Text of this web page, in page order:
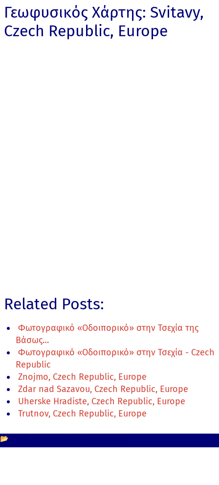
Γεωφυσικός Χάρτης: Svitavy,
Czech Republic, Europe
Related Posts:
Φωτογραφικό «Οδοιπορικό» στην Τσεχία της
Βάσως…
Φωτογραφικό «Οδοιπορικό» στην Τσεχία - Czech
Republic
Znojmo, Czech Republic, Europe
Zdar nad Sazavou, Czech Republic, Europe
Uherske Hradiste, Czech Republic, Europe
Trutnov, Czech Republic, Europe
📂